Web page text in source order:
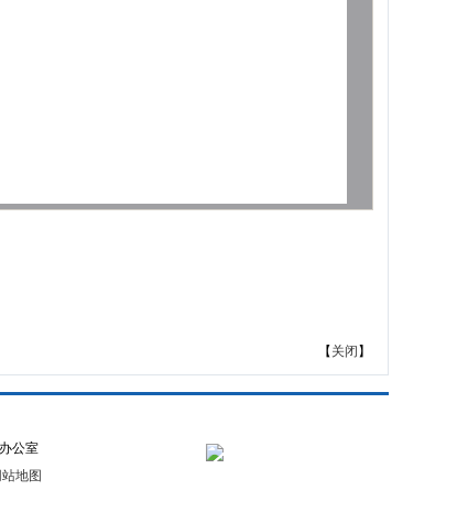
【关闭】
公室
站地图